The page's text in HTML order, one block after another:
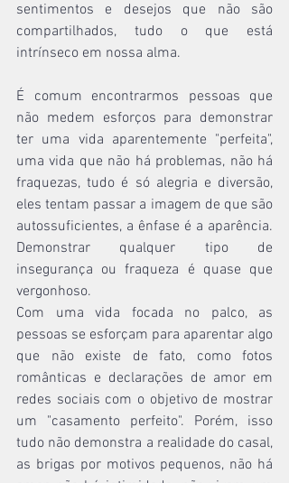
sentimentos e desejos que não são
compartilhados, tudo o que está
intrínseco em nossa alma.
É comum encontrarmos pessoas que
não medem esforços para demonstrar
ter uma vida aparentemente "perfeita",
uma vida que não há problemas, não há
fraquezas, tudo é só alegria e diversão,
eles tentam passar a imagem de que são
autossuficientes, a ênfase é a aparência.
Demonstrar qualquer tipo de
insegurança ou fraqueza é quase que
vergonhoso.
Com uma vida focada no palco, as
pessoas se esforçam para aparentar algo
que não existe de fato, como fotos
românticas e declarações de amor em
redes sociais com o objetivo de mostrar
um "casamento perfeito". Porém, isso
tudo não demonstra a realidade do casal,
as brigas por motivos pequenos, não há